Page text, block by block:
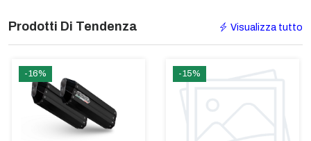
Prodotti Di Tendenza Visualizza tutto
-16% -15%